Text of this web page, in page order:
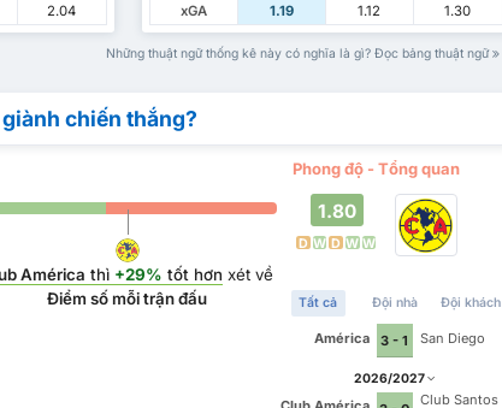
2.04
xGA
1.19 1.12 1.30
Những thuật ngữ thống kê này có nghĩa là gì? Đọc bảng thuật ngữ
chiến thắng?
Phong độ - Tổng quan
América thì +29% tốt hơn xét về
Điểm số mỗi trận đấu
1.80
D W D W W
Tất cả Đội nhà Đội khách
América 3 - 1 San Diego
2026/2027
Club Santos